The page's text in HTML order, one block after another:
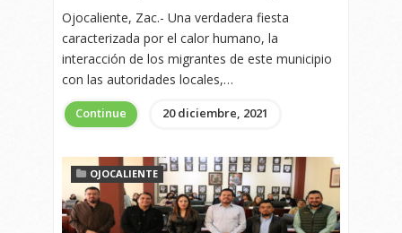
Ojocaliente, Zac.- Una verdadera fiesta
caracterizada por el calor humano, la
interacción de los migrantes de este municipio
con las autoridades locales,…
Continue 20 diciembre, 2021
OJOCALIENTE